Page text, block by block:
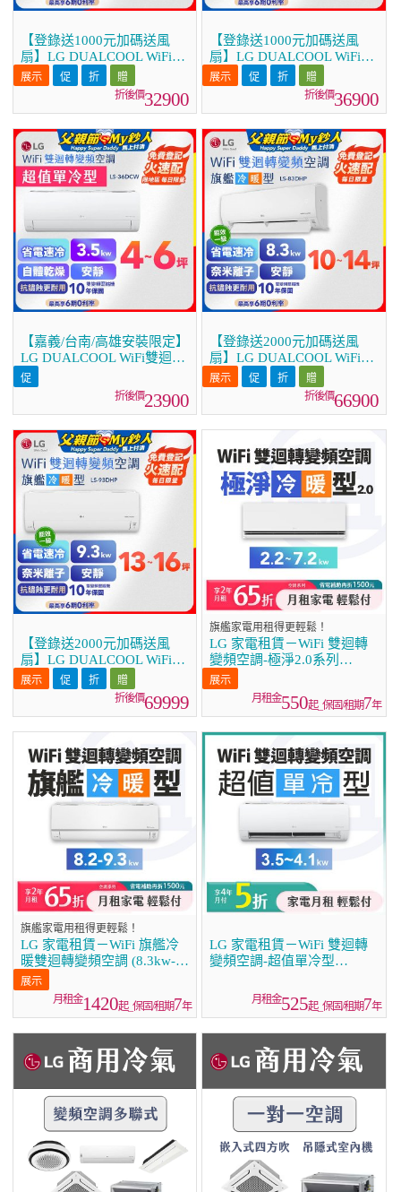
【登錄送1000元加碼送風
扇】LG DUALCOOL WiFi雙
迴轉變頻空調 - 旗艦冷暖型
_3.5kw LS-36DHPM
32900
【登錄送1000元加碼送風
扇】LG DUALCOOL WiFi雙
迴轉變頻空調 - 旗艦冷暖型
_4.1kw LS-41DHPM
36900
【嘉義/台南/高雄安裝限定】
LG DUALCOOL WiFi雙迴轉
變頻空調 - 超值單冷型
_3.5kW LS-36DCW
23900
【登錄送2000元加碼送風
扇】LG DUALCOOL WiFi雙
迴轉變頻空調 - 旗艦冷暖型
_8.3kw LS-83DHP
66900
【登錄送2000元加碼送風
扇】LG DUALCOOL WiFi雙
迴轉變頻空調 - 旗艦冷暖型
_9.3kw LS-93DHP
69999
旗艦家電用租得更輕鬆！
LG 家電租賃－WiFi 雙迴轉
變頻空調-極淨2.0系列
(2.2kw~7.2kw)
550起_保固/租期7年
旗艦家電用租得更輕鬆！
LG 家電租賃－WiFi 旗艦冷
暖雙迴轉變頻空調 (8.3kw-
9.3kw)
1420起_保固/租期7年
LG 家電租賃－WiFi 雙迴轉
變頻空調-超值單冷型
525起_保固/租期7年